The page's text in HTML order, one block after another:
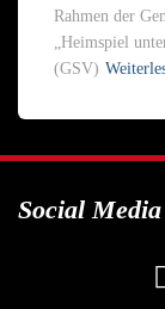
Rahmen der
„Heimspiel
(GSV)
Social Media